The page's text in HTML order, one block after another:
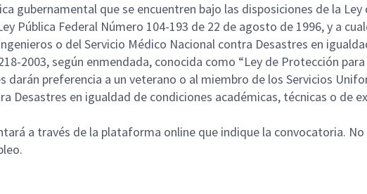
gubernamental que se encuentren bajo las disposiciones de la
Pública Federal Número 104-193 de 22 de agosto de 1996, y a
o del Servicio Médico Nacional contra Desastres en
2003, según enmendada, conocida como “Ley de Protección
darán preferencia a un veterano o al miembro de los Servicios
Desastres en igualdad de condiciones académicas, técnicas o de
a través de la plataforma online que indique la convocatoria.